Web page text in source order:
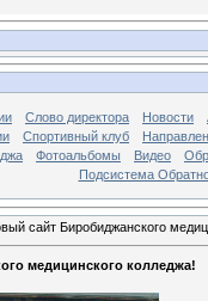
Слово директора Новости
Спортивный клуб
Фотоальбомы Видео
Подсистема
сайт Биробиджанского
медицинского колледжа!